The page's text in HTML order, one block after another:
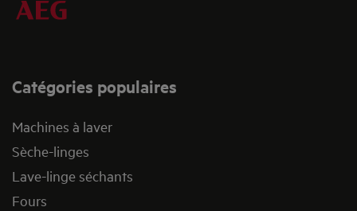
Catégories populaires
Machines à laver
Sèche-linges
Lave-linge séchants
Fours